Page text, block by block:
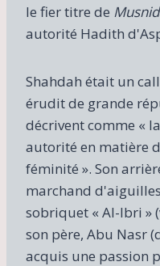
le fier titre de
autorité Hadith
Shahdah était un
érudit de grande
décrivent comme «
autorité en matière
féminité ». Son
marchand
sobriquet « Al-Ibri »
son père, Abu Nasr
acquis une passion